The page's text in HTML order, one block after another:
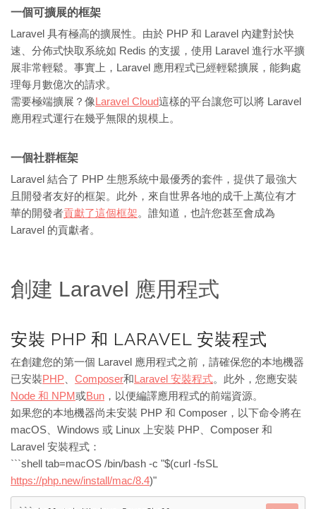
一個可擴展的框架
Laravel 具有極高的擴展性。由於 PHP 和 Laravel 內建對於快
速、分佈式快取系統如 Redis 的支援，使用 Laravel 進行水平擴
展非常輕鬆。事實上，Laravel 應用程式已經輕鬆擴展，能夠處
理每月數億次的請求。
需要極端擴展？像 Laravel Cloud這樣的平台讓您可以將 Laravel
應用程式運行在幾乎無限的規模上。
一個社群框架
Laravel 結合了 PHP 生態系統中最優秀的套件，提供了最強大
且開發者友好的框架。此外，來自世界各地的成千上萬位有才
華的開發者貢獻了這個框架。誰知道，也許您甚至會成為
Laravel 的貢獻者。
創建 Laravel 應用程式
安裝 PHP 和 LARAVEL 安裝程式
在創建您的第一個 Laravel 應用程式之前，請確保您的本地機器
已安裝PHP Composer和 Laravel 安裝程式。此外，您應安裝
Node 和 NPM或Bun ，以便編譯應用程式的前端資源。
如果您的本地機器尚未安裝 PHP 和 Composer，以下命令將在
macOS、Windows 或 Linux 上安裝 PHP、Composer 和
Laravel 安裝程式：
```shell tab=macOS /bin/bash -c "$(curl -fsSL
https://php.new/install/mac/8.4)"